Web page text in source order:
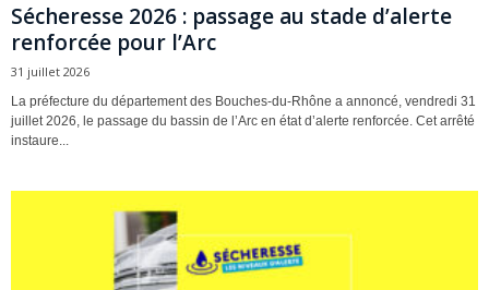
Sécheresse 2026 : passage au stade d’alerte
renforcée pour l’Arc
31 juillet 2026
La préfecture du département des Bouches-du-Rhône a annoncé, vendredi 31
juillet 2026, le passage du bassin de l’Arc en état d’alerte renforcée. Cet arrêté
instaure...